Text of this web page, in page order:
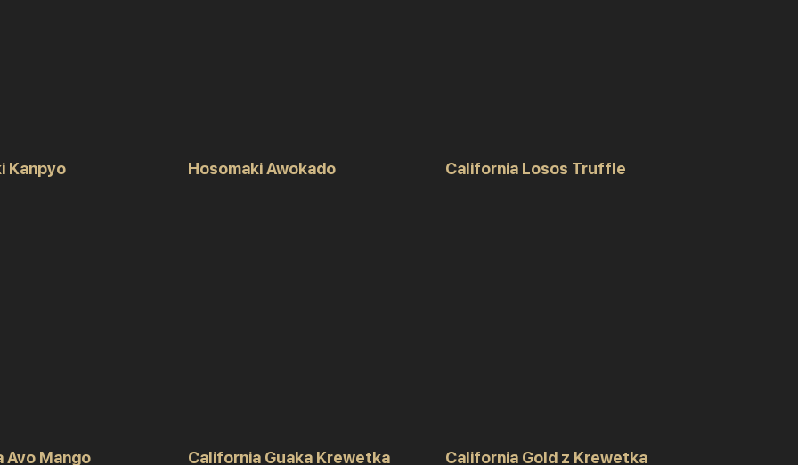
Kanpyo Hosomaki Awokado California Losos Truffle
Avo Mango California Guaka Krewetka California Gold z Krewetka